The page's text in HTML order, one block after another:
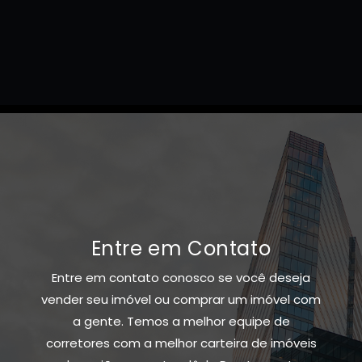
Entre em Contato
Entre em contato conosco se você deseja
vender seu imóvel ou comprar um imóvel com
a gente. Temos a melhor equipe de
corretores com a melhor carteira de imóveis